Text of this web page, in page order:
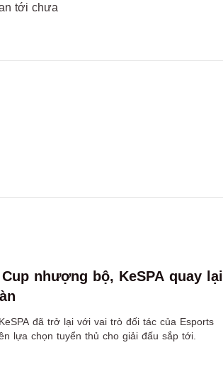
tới chưa
nhượng bộ, KeSPA quay lại
đã trở lại với vai trò đối tác của Esports
lựa chọn tuyển thủ cho giải đấu sắp tới.